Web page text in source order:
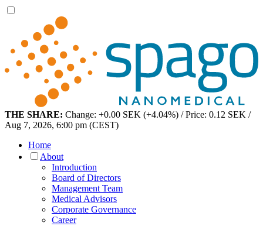
THE SHARE: Change: +0.00 SEK (+4.04%) / Price: 0.12 SEK /
Aug 7, 2026, 6:00 pm (CEST)
Home
About
Introduction
Board of Directors
Management Team
Medical Advisors
Corporate Governance
Career